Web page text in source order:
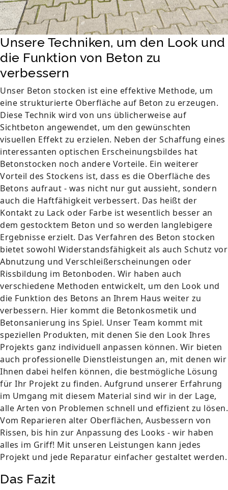
Unsere Techniken, um den Look und
die Funktion von Beton zu
verbessern
Unser Beton stocken ist eine effektive Methode, um
eine strukturierte Oberfläche auf Beton zu erzeugen.
Diese Technik wird von uns üblicherweise auf
Sichtbeton angewendet, um den gewünschten
visuellen Effekt zu erzielen. Neben der Schaffung eines
interessanten optischen Erscheinungsbildes hat
Betonstocken noch andere Vorteile. Ein weiterer
Vorteil des Stockens ist, dass es die Oberfläche des
Betons aufraut - was nicht nur gut aussieht, sondern
auch die Haftfähigkeit verbessert. Das heißt der
Kontakt zu Lack oder Farbe ist wesentlich besser an
dem gestocktem Beton und so werden langlebigere
Ergebnisse erzielt. Das Verfahren des Beton stocken
bietet sowohl Widerstandsfähigkeit als auch Schutz vor
Abnutzung und Verschleißerscheinungen oder
Rissbildung im Betonboden. Wir haben auch
verschiedene Methoden entwickelt, um den Look und
die Funktion des Betons an Ihrem Haus weiter zu
verbessern. Hier kommt die Betonkosmetik und
Betonsanierung ins Spiel. Unser Team kommt mit
speziellen Produkten, mit denen Sie den Look Ihres
Projekts ganz individuell anpassen können. Wir bieten
auch professionelle Dienstleistungen an, mit denen wir
Ihnen dabei helfen können, die bestmögliche Lösung
für Ihr Projekt zu finden. Aufgrund unserer Erfahrung
im Umgang mit diesem Material sind wir in der Lage,
alle Arten von Problemen schnell und effizient zu lösen.
Vom Reparieren alter Oberflächen, Ausbessern von
Rissen, bis hin zur Anpassung des Looks - wir haben
alles im Griff! Mit unseren Leistungen kann jedes
Projekt und jede Reparatur einfacher gestaltet werden.
Das Fazit